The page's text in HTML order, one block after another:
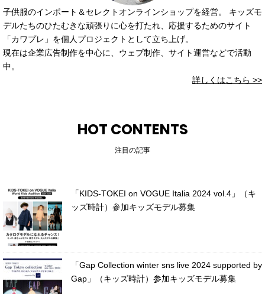
子供服のインポート＆セレクトオンラインショップを経営。 キッズモ
デルたちのひたむきな頑張りに心を打たれ、応援するためのサイト
「カワプレ」を個人プロジェクトとして立ち上げ。
現在は企業広告制作を中心に、ウェブ制作、サイト運営などで活動
中。
詳しくはこちら >>
HOT CONTENTS
注目の記事
「KIDS-TOKEI on VOGUE Italia 2024 vol.4」（キ
ッズ時計）参加キッズモデル募集
「Gap Collection winter sns live 2024 supported by
Gap」（キッズ時計）参加キッズモデル募集